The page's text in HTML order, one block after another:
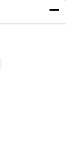
Zibo,